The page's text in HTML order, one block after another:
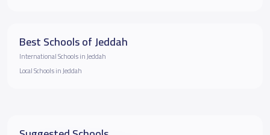
Best Schools of Jeddah
International Schools in Jeddah
Local Schools in Jeddah